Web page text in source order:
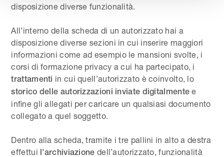
disposizione diverse funzionalità.
All’interno della scheda di un autorizzato hai a
disposizione diverse sezioni in cui inserire maggiori
informazioni come ad esempio le mansioni svolte, i
corsi di formazione privacy a cui ha partecipato, i
trattamenti in cui quell’autorizzato è coinvolto, lo
storico delle autorizzazioni inviate digitalmente e
infine gli allegati per caricare un qualsiasi documento
collegato a quel soggetto.
Dentro alla scheda, tramite i tre pallini in alto a destra
effettui l’archiviazione dell’autorizzato, funzionalità